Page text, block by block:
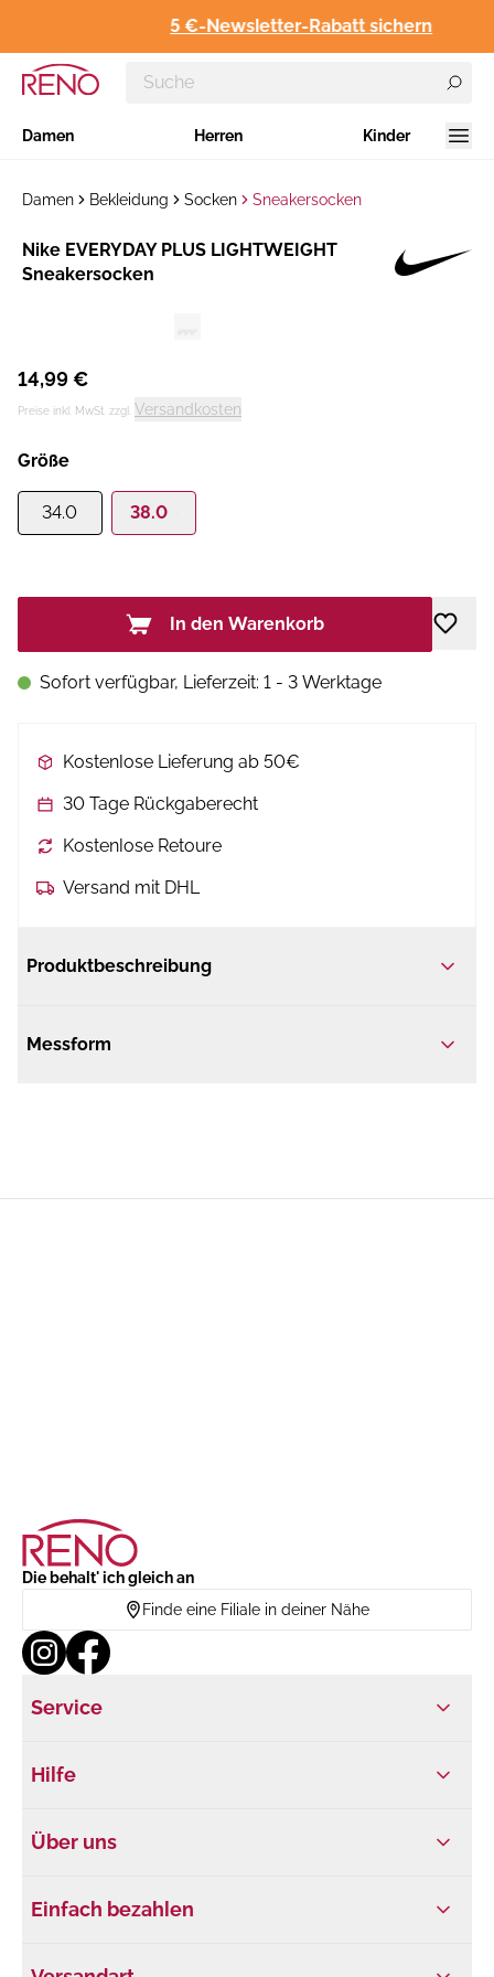
5 €-Newsletter-Rabatt sichern
Damen Herren Kinder
Damen Bekleidung Socken Sneakersocken
Hersteller:
​Nike EVERYDAY PLUS LIGHTWEIGHT
Sneakersocken
14,99 €
Preise inkl. MwSt. zzgl. Versandkosten
Größe
34.0 38.0
In den Warenkorb
Sofort verfügbar, Lieferzeit: 1 - 3 Werktage
Kostenlose Lieferung ab 50€
30 Tage Rückgaberecht
Kostenlose Retoure
Versand mit DHL
Produktbeschreibung
Messform
Die behalt' ich gleich an
Finde eine Filiale in deiner Nähe
Service
Hilfe
Über uns
Einfach bezahlen